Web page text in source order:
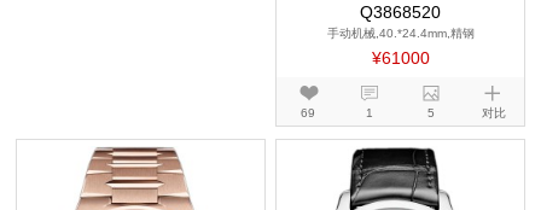
Q3868520
手动机械,40.*24.4mm,精钢
¥61000
69 1 5 对比